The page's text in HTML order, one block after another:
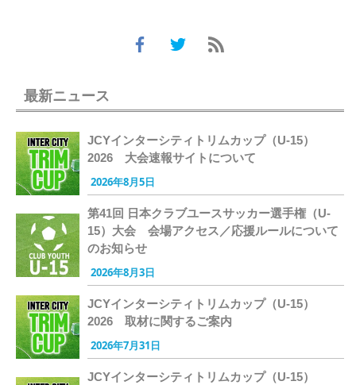
最新ニュース
JCYインターシティトリムカップ（U-15）
2026 大会速報サイトについて
2026年8月5日
第41回 日本クラブユースサッカー選手権（U-
15）大会 会場アクセス／応援ルールについて
のお知らせ
2026年8月3日
JCYインターシティトリムカップ（U-15）
2026 取材に関するご案内
2026年7月31日
JCYインターシティトリムカップ（U-15）